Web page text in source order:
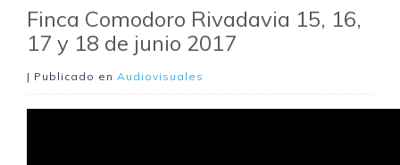
Finca Comodoro Rivadavia 15, 16,
17 y 18 de junio 2017
| Publicado en Audiovisuales